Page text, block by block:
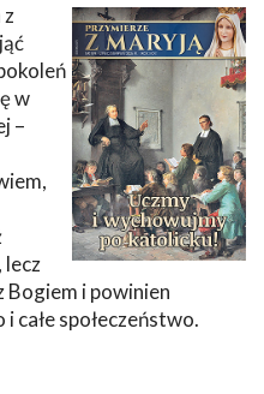
z
w
–
lecz
Bogiem i powinien
całe społeczeństwo.